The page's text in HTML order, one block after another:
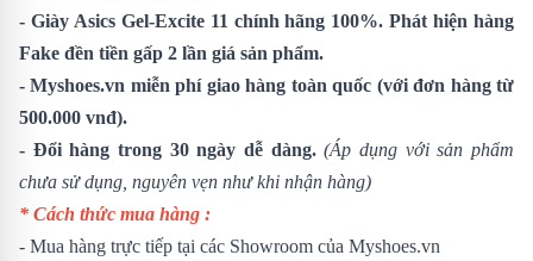
- Giày Asics Gel-Excite 11 chính hãng 100%. Phát hiện hàng
Fake đền tiền gấp 2 lần giá sản phẩm.
- Myshoes.vn miễn phí giao hàng toàn quốc (với đơn hàng từ
500.000 vnđ).
- Đổi hàng trong 30 ngày dễ dàng.(Áp dụng với sản phẩm
chưa sử dụng, nguyên vẹn như khi nhận hàng)
* Cách thức mua hàng :
- Mua hàng trực tiếp tại các Showroom của Myshoes.vn